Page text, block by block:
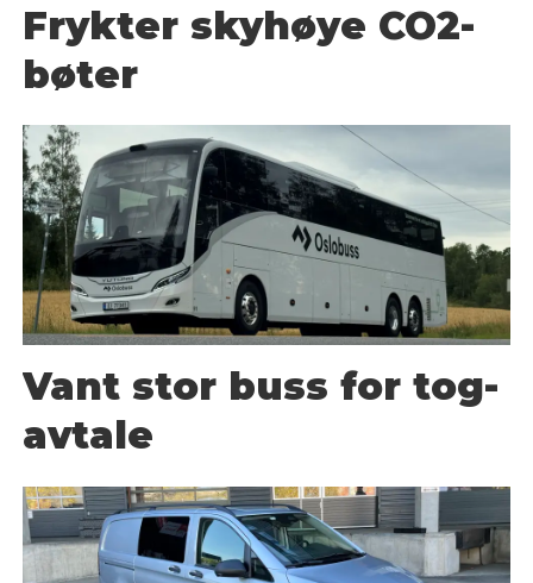
Frykter skyhøye CO2-
bøter
Vant stor buss for tog-
avtale